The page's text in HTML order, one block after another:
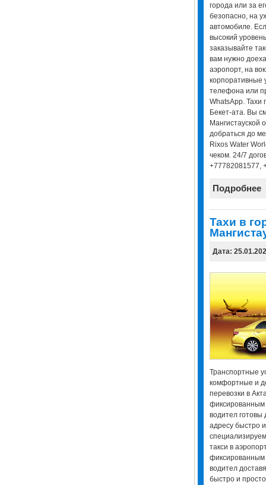
города или за
безопасно, на
автомобиле.
высокий
заказывайте
вам нужно
аэропорт, на
корпоративные
телефона или
WhatsApp.
Бекет-ата. Вы
Мангистауской
добраться до
Rixos Water
чеком. 24/7
+77782081577,
Подробнее
Taxи в
Дата:
Транспортные
комфортные и
перевозки в
водител готовы
адресу быстро
такси в
водител
быстро и